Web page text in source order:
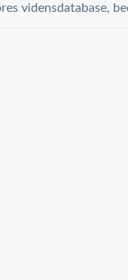
vidensdatabase,